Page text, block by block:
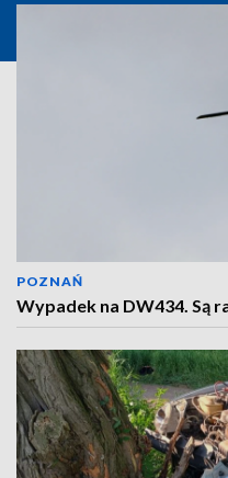
POZNAŃ
Wypadek na DW434. Są